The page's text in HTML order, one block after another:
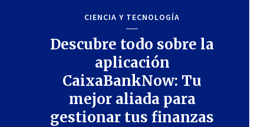
CIENCIA Y TECNOLOGÍA
Descubre todo sobre la
aplicación
CaixaBankNow: Tu
mejor aliada para
gestionar tus finanzas